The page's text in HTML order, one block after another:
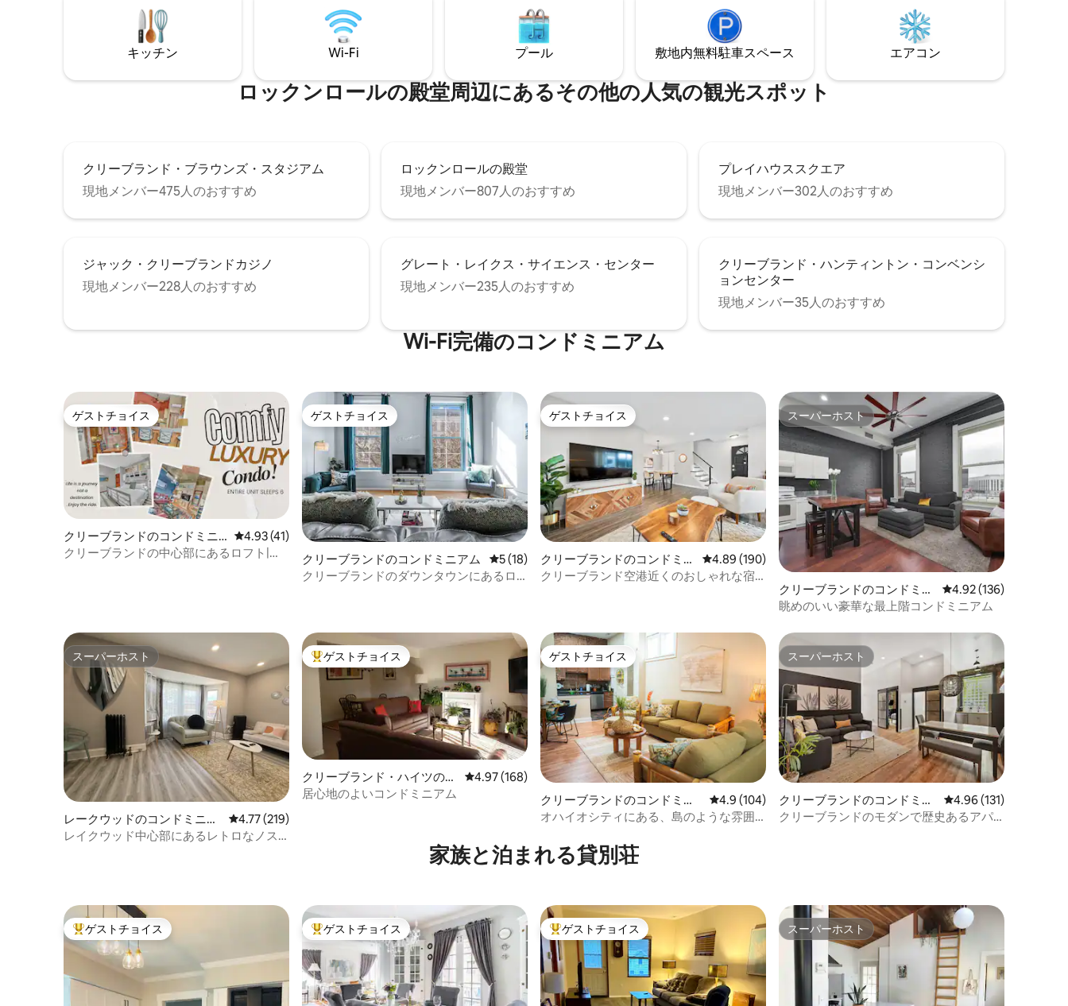
offers a private retreat with all amenities
like a washer/dryer. The open living area
and equipped kitchen add comfort. Plus,
parking is easy with a 2-car garage.
できます。 ✔️ ラグジュアリーな1ベッドル
ーム/1バスルームのコンドミニアム ✔️ オ
ープンコンセプトのリビング ✔️ モダンな
フルキッチン ✔️ スマートテレビ ✔️ 高速
機 ✔️ 駐車場あり$ ✔️ 24時間365日対応の
セキュリティ ✔️ フィットネスセンター 以
で、真のダウンタウンライフをお楽しみ
ください。インダストリアルな魅力とモ
ダンな快適さが融合したこのお部屋は、
プロフェッショナル、カップル、または
本格的なクリーブランド体験を求める旅
行者に最適です。
組を見るための➹スマートテレビ 食材が➹
ィングが大好きで、クリーブランドでの
ご滞在が素晴らしいものになるように願
ら、お気軽にお問い合わせください。
キッチン Wi-Fi プール 敷地内無料駐⁠車ス⁠ペ⁠ー⁠ス エアコン
ロックンロールの殿堂⁠周⁠辺⁠に⁠あ⁠るそ⁠の⁠他⁠の人⁠気⁠の観⁠光⁠ス⁠ポ⁠ッ⁠ト
クリーブランド・ブラウンズ・スタジアム
現地メンバー475人のおすすめ
ロックンロールの殿堂
現地メンバー807人のおすすめ
プレイハウススクエア
現地メンバー302人のおすすめ
ジャック・クリーブランドカジノ
現地メンバー228人のおすすめ
グレート・レイクス・サイエンス・センター
現地メンバー235人のおすすめ
クリーブランド・ハンティントン・コンベンシ
ョンセンター
現地メンバー35人のおすすめ
Wi-Fi完備のコンドミニアム
ゲストチョイス
ゲストチョイス
クリーブランドのコンドミニ
アム
レビュー41件、5つ星中4.93つ星の平均評価
4.93 (41)
クリーブランドの中心部にあるロフト|ス
ゲストチョイス
ゲストチョイス
クリーブランドのコンドミニアム レビュー18件、5つ星中5つ星の平均評価
5 (18)
クリーブランドのダウンタウンにあるロ
ゲストチョイス
ゲストチョイス
クリーブランドのコンドミニ
アム
レビュー190件、5つ星中4.89つ星の平均評価
4.89 (190)
クリーブランド空港近くのおしゃれな宿
スーパーホスト
スーパーホスト
クリーブランドのコンドミニ
アム
レビュー136件、5つ
4.92 (136)
眺めのいい豪華な最上階コンドミニアム
スーパーホスト
スーパーホスト
レークウッドのコンドミニア
ム
レビュー219件、5つ星中4.77つ星の平均評価
4.77 (219)
レイクウッド中心部にあるレトロなノス
大好評のゲストチョイスです。
ゲストチョイス
クリーブランド・ハイツのコ
ンドミニアム
レビュー168件、5つ星中4.97つ星の平均評価
4.97 (168)
居心地のよいコンドミニアム
ゲストチョイス
ゲストチョイス
クリーブランドのコンドミニ
アム
レビュー104件、5つ星中4.9つ星の平均評価
4.9 (104)
オハイオシティにある、島のような雰囲
スーパーホスト
スーパーホスト
クリーブランドのコンドミニ
アム
レビュー131件、5つ
4.96 (131)
クリーブランドのモダンで歴史あるアパ
家族と泊まれる貸別荘
大好評のゲストチョイスです。
ゲストチョイス 大好評のゲストチョイスです。
ゲストチョイス 大好評のゲストチョイスです。
ゲストチョイス スーパーホスト
スーパーホスト